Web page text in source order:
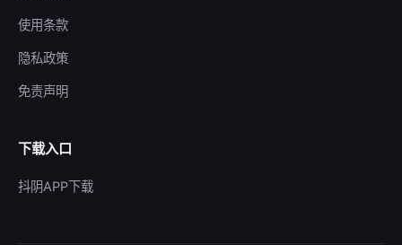
使用条款
隐私政策
免责声明
下载入口
抖阴APP下载